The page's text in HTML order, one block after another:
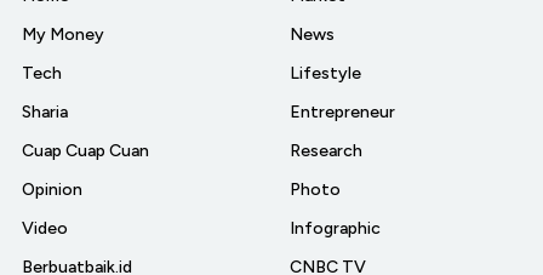
My Money
Tech
Sharia
Cuap Cuap Cuan
Opinion
Video
Berbuatbaik.id
News
Lifestyle
Entrepreneur
Research
Photo
Infographic
CNBC TV